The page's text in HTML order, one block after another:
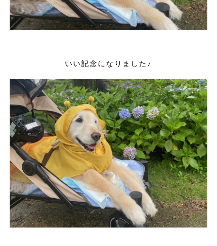
いい記念になりました♪